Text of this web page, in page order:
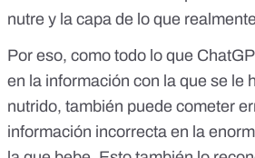
nutre y la capa de lo que
Por eso, como todo lo que
en la información con la que se le
nutrido, también puede cometer
información incorrecta en la